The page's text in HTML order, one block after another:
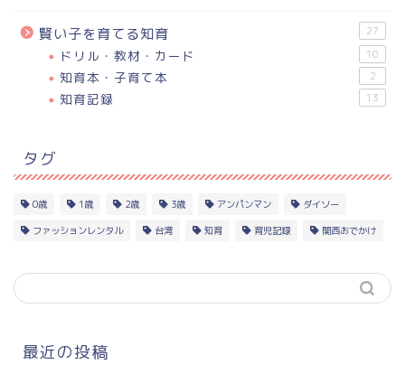
賢い子を育てる知育 27
ドリル・教材・カード 10
知育本・子育て本 2
知育記録 13
タグ
0歳 1歳 2歳 3歳 アンパンマン ダイソー
ファッションレンタル 台湾 知育 育児記録 関西おでかけ
最近の投稿